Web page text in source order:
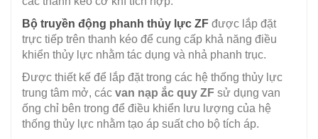
Bộ truyền động phanh thủy lực ZF được lắp đặt
trực tiếp trên thanh kéo để cung cấp khả năng điều
khiển thủy lực nhằm tác dụng và nhả phanh trục.
Được thiết kế để lắp đặt trong các hệ thống thủy lực
trung tâm mở, các van nạp ắc quy ZF sử dụng van
ống chỉ bên trong để điều khiển lưu lượng của hệ
thống thủy lực nhằm tạo áp suất cho bộ tích áp.